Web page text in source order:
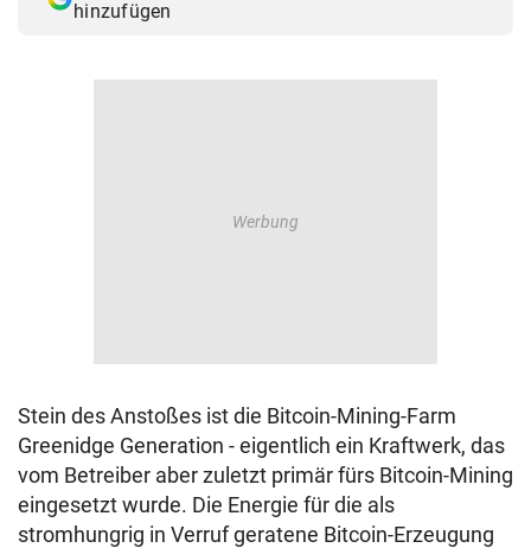
hinzufügen
Stein des Anstoßes ist die Bitcoin-Mining-Farm
Greenidge Generation - eigentlich ein Kraftwerk, das
vom Betreiber aber zuletzt primär fürs Bitcoin-Mining
eingesetzt wurde. Die Energie für die als
stromhungrig in Verruf geratene Bitcoin-Erzeugung